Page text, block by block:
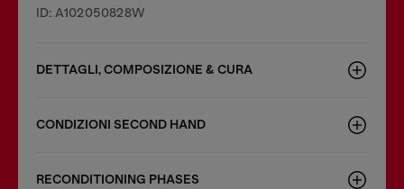
ID: A102050828W
DETTAGLI, COMPOSIZIONE & CURA
CONDIZIONI SECOND HAND
RECONDITIONING PHASES